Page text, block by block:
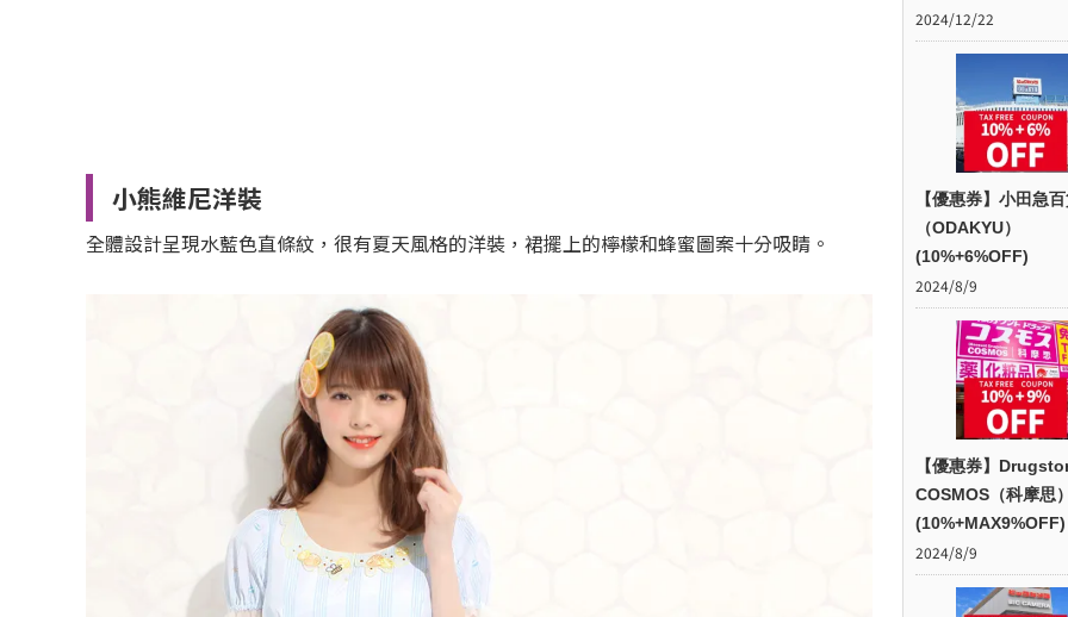
小熊維尼洋裝
全體設計呈現水藍色直條紋，很有夏天風格的洋裝，裙擺上的檸檬和蜂蜜圖案十分吸睛。
2024/12/22
【優惠券】小田急
（ODAKYU）
(10%+6%OFF)
2024/8/9
【優惠券】
COSMOS（科摩思
(10%+MAX9%OFF)
2024/8/9